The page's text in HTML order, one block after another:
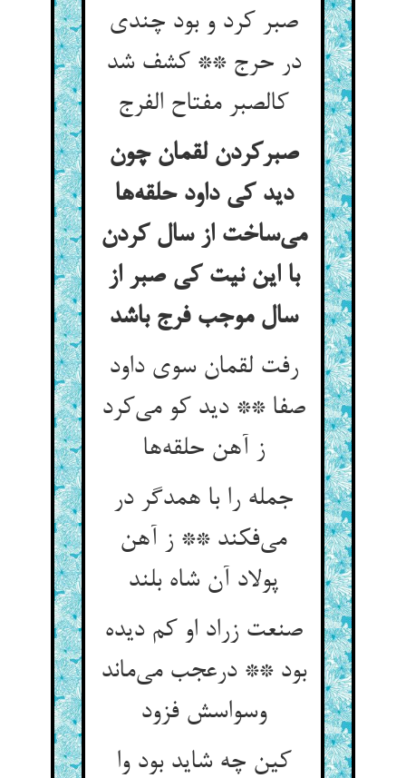
صبر کرد و بود چندی
در حرج ** کشف شد
کالصبر مفتاح الفرج
صبرکردن لقمان چون
دید کی داود حلقه‌ها
می‌ساخت از سال کردن
با این نیت کی صبر از
سال موجب فرج باشد
رفت لقمان سوی داود
صفا ** دید کو می‌کرد
ز آهن حلقه‌ها
جمله را با همدگر در
می‌فکند ** ز آهن
پولاد آن شاه بلند
صنعت زراد او کم دیده
بود ** درعجب می‌ماند
وسواسش فزود
کین چه شاید بود وا